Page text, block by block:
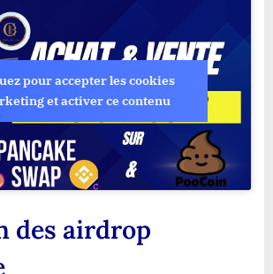
pour accepter les cookies
et activer ce contenu
des airdrop